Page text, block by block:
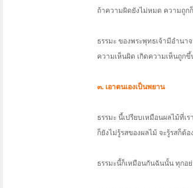
ถ้าความผิดยังไม่หมด ความถูก
ธรรมะ ของพระพุทธเจ้ามีอำน
ความเห็นผิด เกิดความเห็นถูกขึ้
๓. เอาตนเองเป็นพยาน
ธรรมะ นี้เปรียบเหมือนผลไม้ที่เ
ก็ยังไม่รู้รสของผลไม้ จะรู้รสก็ต้
ธรรมะนี้ก็เหมือนกันฉันนั้น ทุกอย่